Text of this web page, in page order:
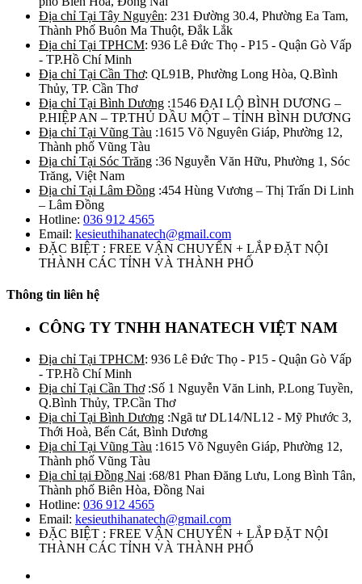
Địa chỉ Tại Tây Nguyên: 231 Đường 30.4, Phường Ea Tam,
Thành Phố Buôn Ma Thuột, Đắk Lắk
Địa chỉ Tại TPHCM: 936 Lê Đức Thọ - P15 - Quận Gò Vấp
- TP.Hồ Chí Minh
Địa chỉ Tại Cần Thơ: QL91B, Phường Long Hòa, Q.Bình
Thủy, TP. Cần Thơ
Địa chỉ Tại Bình Dương :1546 ĐẠI LỘ BÌNH DƯƠNG –
P.HIỆP AN – TP.THỦ DẦU MỘT – TỈNH BÌNH DƯƠNG
Địa chỉ Tại Vũng Tàu :1615 Võ Nguyên Giáp, Phường 12,
Thành phố Vũng Tàu
Địa chỉ Tại Sóc Trăng :36 Nguyễn Văn Hữu, Phường 1, Sóc
Trăng, Việt Nam
Địa chỉ Tại Lâm Đồng :454 Hùng Vương – Thị Trấn Di Linh
– Lâm Đồng
Hotline: 036 912 4565
Email: kesieuthihanatech@gmail.com
ĐẶC BIỆT : FREE VẬN CHUYỂN + LẮP ĐẶT NỘI
THÀNH CÁC TỈNH VÀ THÀNH PHỐ
Thông tin liên hệ
CÔNG TY TNHH HANATECH VIỆT NAM
Địa chỉ Tại TPHCM: 936 Lê Đức Thọ - P15 - Quận Gò Vấp
- TP.Hồ Chí Minh
Địa chỉ Tại Cần Thơ:Số 1 Nguyễn Văn Linh, P.Long Tuyền,
Q.Bình Thủy, TP.Cần Thơ
Địa chỉ Tại Bình Dương :Ngã tư DL14/NL12 - Mỹ Phước 3,
Thới Hoà, Bến Cát, Bình Dương
Địa chỉ Tại Vũng Tàu :1615 Võ Nguyên Giáp, Phường 12,
Thành phố Vũng Tàu
Địa chỉ tại Đồng Nai :68/81 Phan Đăng Lưu, Long Bình Tân,
Thành phố Biên Hòa, Đồng Nai
Hotline: 036 912 4565
Email: kesieuthihanatech@gmail.com
ĐẶC BIỆT : FREE VẬN CHUYỂN + LẮP ĐẶT NỘI
THÀNH CÁC TỈNH VÀ THÀNH PHỐ